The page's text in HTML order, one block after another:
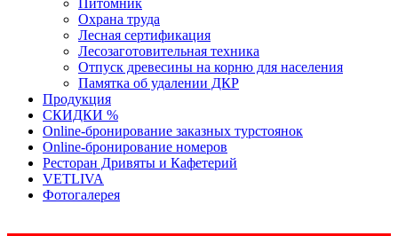
Питомник
Охрана труда
Лесная сертификация
Лесозаготовительная техника
Отпуск древесины на корню для населения
Памятка об удалении ДКР
Продукция
СКИДКИ %
Оnline-бронирование заказных турстоянок
Оnline-бронирование номеров
Ресторан Дривяты и Кафетерий
VETLIVA
Фотогалерея